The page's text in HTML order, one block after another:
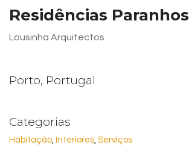
Residências Paranhos
Lousinha Arquitectos
Porto, Portugal
Categorias
Habitação Interiores Serviços